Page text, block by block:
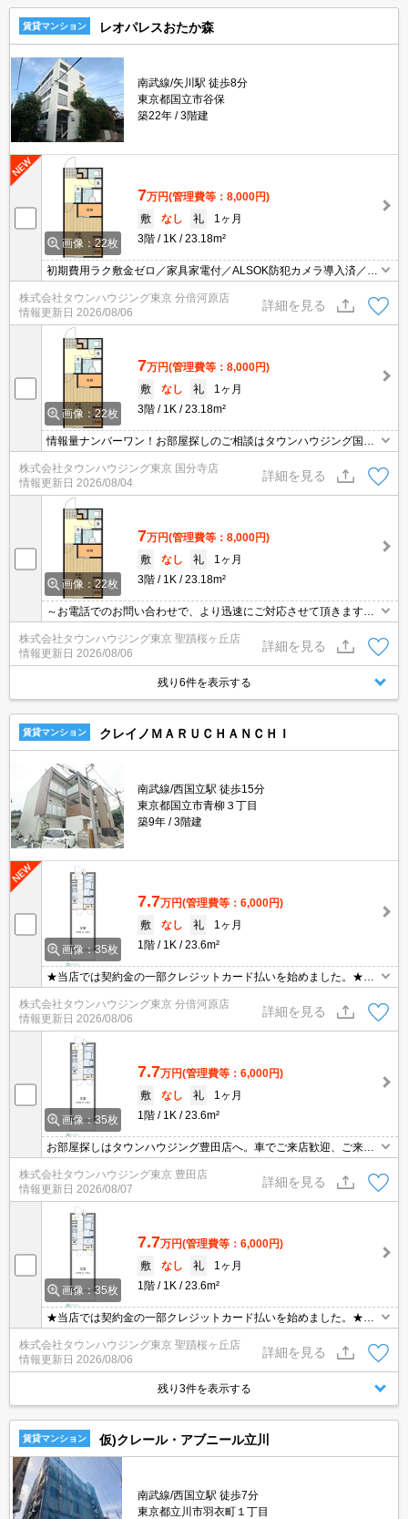
賃貸マンション レオパレスおたか森
南武線/矢川駅 徒歩8分
東京都国立市谷保
築22年
3階建
画像：22枚
7万円(管理費等：8,000円)
敷
なし 礼
1ヶ月
3階
1K 23.18m²
初期費用ラク敷金ゼロ／家具家電付／ALSOK防犯カメラ導入済／定
額インターネット使用料
株式会社タウンハウジング東京 分倍河原店
情報更新日 2026/08/06
詳細を見る
画像：22枚
7万円(管理費等：8,000円)
敷
なし 礼
1ヶ月
3階
1K 23.18m²
情報量ナンバーワン！お部屋探しのご相談はタウンハウジング国分
寺店にお任せを！
株式会社タウンハウジング東京 国分寺店
情報更新日 2026/08/04
詳細を見る
画像：22枚
7万円(管理費等：8,000円)
敷
なし 礼
1ヶ月
3階
1K 23.18m²
～お電話でのお問い合わせで、より迅速にご対応させて頂きます～
地域密着タウンハウジングまで～
株式会社タウンハウジング東京 聖蹟桜ヶ丘店
情報更新日 2026/08/06
詳細を見る
残り6件を表示する
賃貸マンション クレイノＭＡＲＵＣＨＡＮＣＨＩ
南武線/西国立駅 徒歩15分
東京都国立市青柳３丁目
築9年
3階建
画像：35枚
7.7万円(管理費等：6,000円)
敷
なし 礼
1ヶ月
1階
1K 23.6m²
★当店では契約金の一部クレジットカード払いを始めました。★お
問い合わせはタウンハウジンまで★
株式会社タウンハウジング東京 分倍河原店
情報更新日 2026/08/06
詳細を見る
画像：35枚
7.7万円(管理費等：6,000円)
敷
なし 礼
1ヶ月
1階
1K 23.6m²
お部屋探しはタウンハウジング豊田店へ。車でご来店歓迎、ご来店
用お客様駐車場あり！
株式会社タウンハウジング東京 豊田店
情報更新日 2026/08/07
詳細を見る
画像：35枚
7.7万円(管理費等：6,000円)
敷
なし 礼
1ヶ月
1階
1K 23.6m²
★当店では契約金の一部クレジットカード払いを始めました。★お
問い合わせはタウンハウジンまで★
株式会社タウンハウジング東京 聖蹟桜ヶ丘店
情報更新日 2026/08/06
詳細を見る
残り3件を表示する
賃貸マンション 仮)クレール・アブニール立川
南武線/西国立駅 徒歩7分
東京都立川市羽衣町１丁目